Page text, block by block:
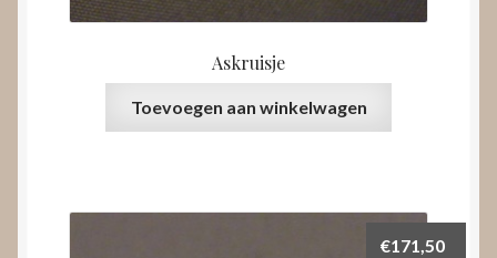
Askruisje
Toevoegen aan winkelwagen
€171,50